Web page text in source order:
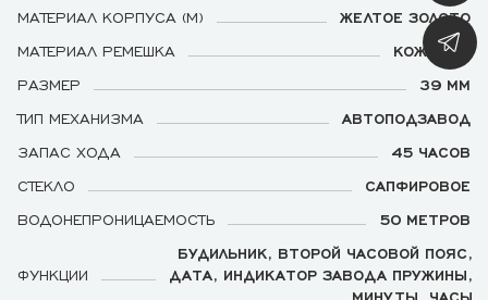
МАТЕРИАЛ КОРПУСА (М)
ЖЕЛТОЕ ЗОЛОТО
МАТЕРИАЛ РЕМЕШКА
КОЖАНЫЙ
РАЗМЕР
39 ММ
ТИП МЕХАНИЗМА
АВТОПОДЗАВОД
ЗАПАС ХОДА
45 ЧАСОВ
СТЕКЛО
САПФИРОВОЕ
ВОДОНЕПРОНИЦАЕМОСТЬ
50 МЕТРОВ
ФУНКЦИИ
БУДИЛЬНИК, ВТОРОЙ ЧАСОВОЙ ПОЯС,
ДАТА, ИНДИКАТОР ЗАВОДА ПРУЖИНЫ,
МИНУТЫ, ЧАСЫ